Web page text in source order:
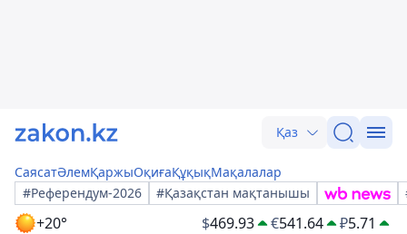
Қаз
СаясатӘлемҚаржыОқиғаҚұқықМақалалар
#Референдум-2026
#Қазақстан мақтанышы
+20° $469.93 €541.64 ₽5.71